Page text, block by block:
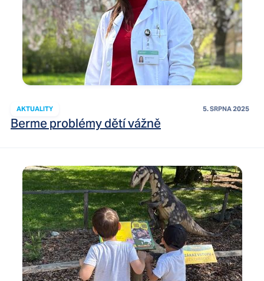
AKTUALITY 5. SRPNA 2025
Berme problémy dětí vážně